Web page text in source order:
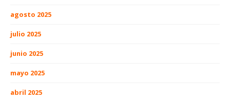
agosto 2025
julio 2025
junio 2025
mayo 2025
abril 2025